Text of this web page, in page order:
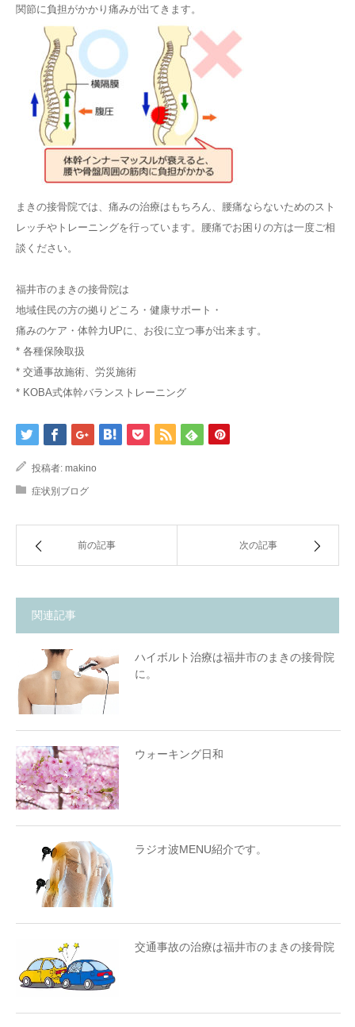
関節に負担がかかり痛みが出てきます。
まきの接骨院では、痛みの治療はもちろん、腰痛ならないためのスト
レッチやトレーニングを行っています。腰痛でお困りの方は一度ご相
談ください。
福井市のまきの接骨院は
地域住民の方の拠りどころ・健康サポート・
痛みのケア・体幹力UPに、お役に立つ事が出来ます。
* 各種保険取扱
* 交通事故施術、労災施術
* KOBA式体幹バランストレーニング
投稿者: makino
症状別ブログ
前の記事 次の記事
関連記事
ハイボルト治療は福井市のまきの接骨院
に。
ウォーキング日和
ラジオ波MENU紹介です。
交通事故の治療は福井市のまきの接骨院